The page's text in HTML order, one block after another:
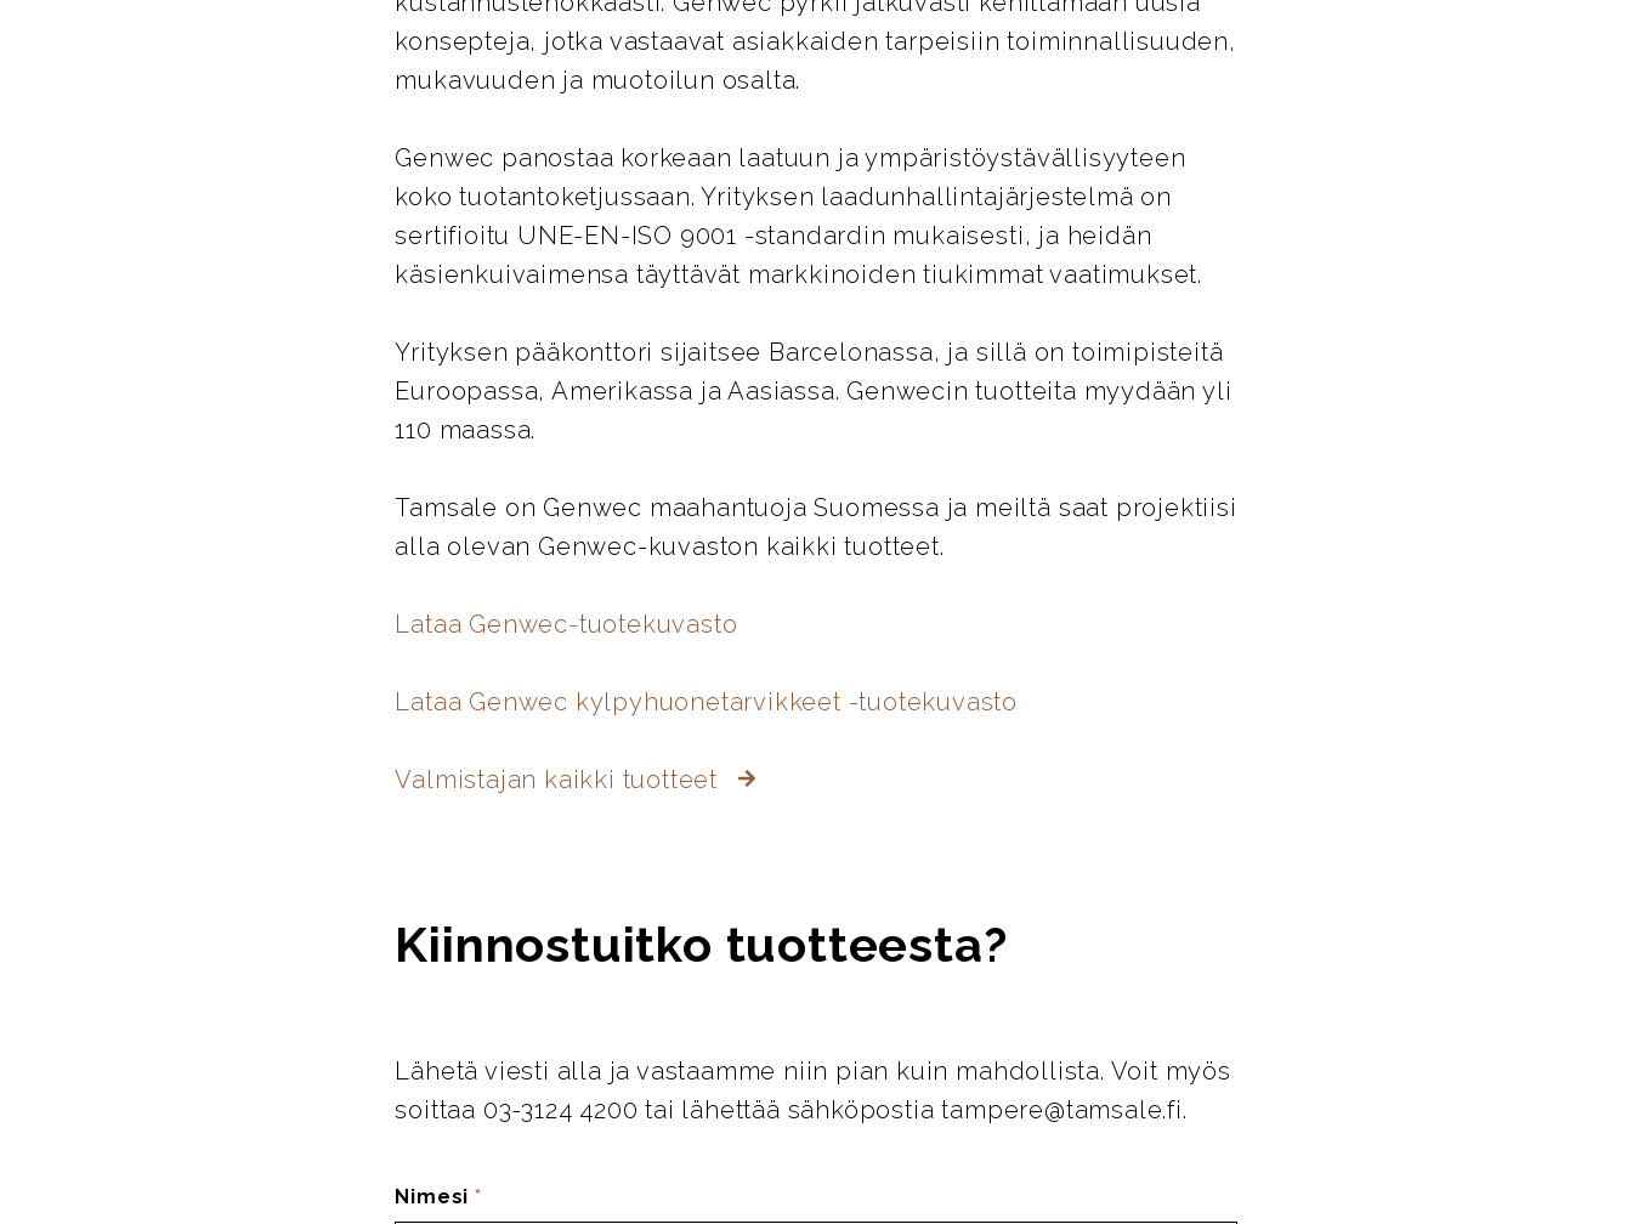
konsepteja, jotka vastaavat asiakkaiden tarpeisiin toiminnallisuuden,
mukavuuden ja muotoilun osalta.
Genwec panostaa korkeaan laatuun ja ympäristöystävällisyyteen
koko tuotantoketjussaan. Yrityksen laadunhallintajärjestelmä on
sertifioitu UNE-EN-ISO 9001 -standardin mukaisesti, ja heidän
käsienkuivaimensa täyttävät markkinoiden tiukimmat vaatimukset.
Yrityksen pääkonttori sijaitsee Barcelonassa, ja sillä on toimipisteitä
Euroopassa, Amerikassa ja Aasiassa. Genwecin tuotteita myydään yli
110 maassa.
Tamsale on Genwec maahantuoja Suomessa ja meiltä saat projektiisi
alla olevan Genwec-kuvaston kaikki tuotteet.
Lataa Genwec-tuotekuvasto
Lataa Genwec kylpyhuonetarvikkeet -tuotekuvasto
Valmistajan kaikki tuotteet
Kiinnostuitko tuotteesta?
Lähetä viesti alla ja vastaamme niin pian kuin mahdollista. Voit myös
soittaa 03-3124 4200 tai lähettää sähköpostia tampere@tamsale.fi.
Nimesi *